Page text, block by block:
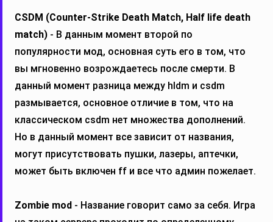
CSDM (Counter-Strike Death Match, Half life death
match) - В данным момент второй по
популярности мод, основная суть его в том, что
вы мгновенно возрождаетесь после смерти. В
данный момент разница между hldm и csdm
размывается, основное отличие в том, что на
классическом csdm нет множества дополнений.
Но в данный момент все зависит от названия,
могут присутствовать пушки, лазеры, аптечки,
может быть включен ff и все что админ пожелает.
Zombie mod - Название говорит само за себя. Игра